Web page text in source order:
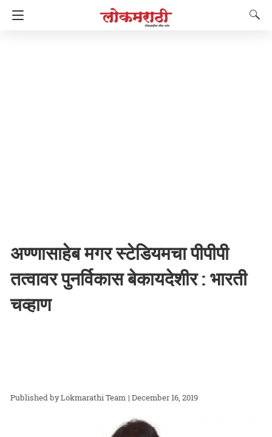
अण्णासाहेब मगर स्टेडियमचा पीपीपी
तत्वावर पुनर्विकास बेकायदेशीर : भारती
चव्हाण
Lokmarathi Team | December 16, 2019